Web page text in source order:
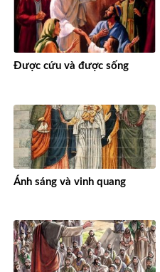
Được cứu và được sống
Ánh sáng và vinh quang